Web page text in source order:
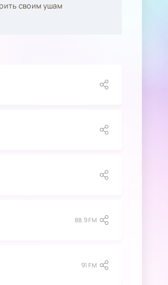
своим ушам
88.9 FM
91 FM